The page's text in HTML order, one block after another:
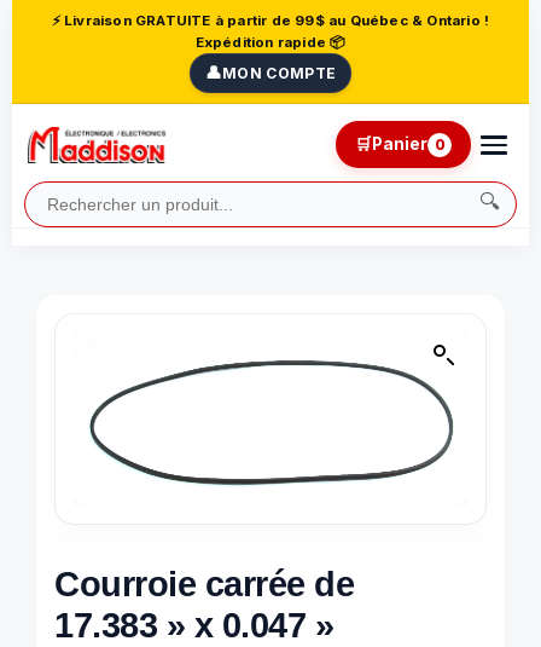
⚡ Livraison GRATUITE à partir de 99$ au Québec & Ontario !
Expédition rapide 📦
👤MON COMPTE
🔍
🛒Panier 0
Courroie carrée de
17.383 » x 0.047 »